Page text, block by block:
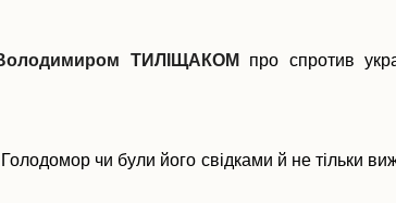
ТИЛІЩАКОМпро спротив
чи були його свідками й не тільки